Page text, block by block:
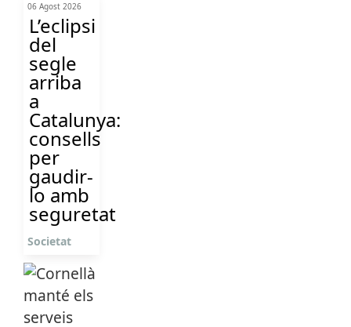
06 Agost 2026
L’eclipsi
del
segle
arriba
a
Catalunya:
consells
per
gaudir-
lo amb
seguretat
Societat